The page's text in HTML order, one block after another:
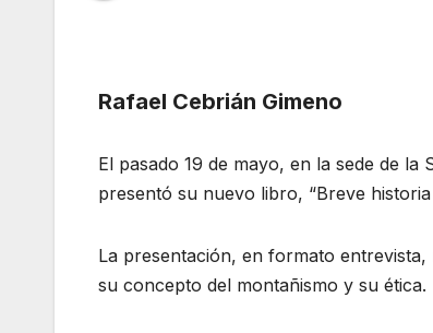
Rafael Cebrián Gimeno
El pasado 19 de mayo, en la sede de
presentó su nuevo libro, “Breve
La presentación, en formato
su concepto del montañismo y su ética.